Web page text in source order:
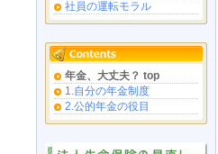
社員の運転モラル
年金、大丈夫？ top
1.自分の年金制度
2.公的年金の役目